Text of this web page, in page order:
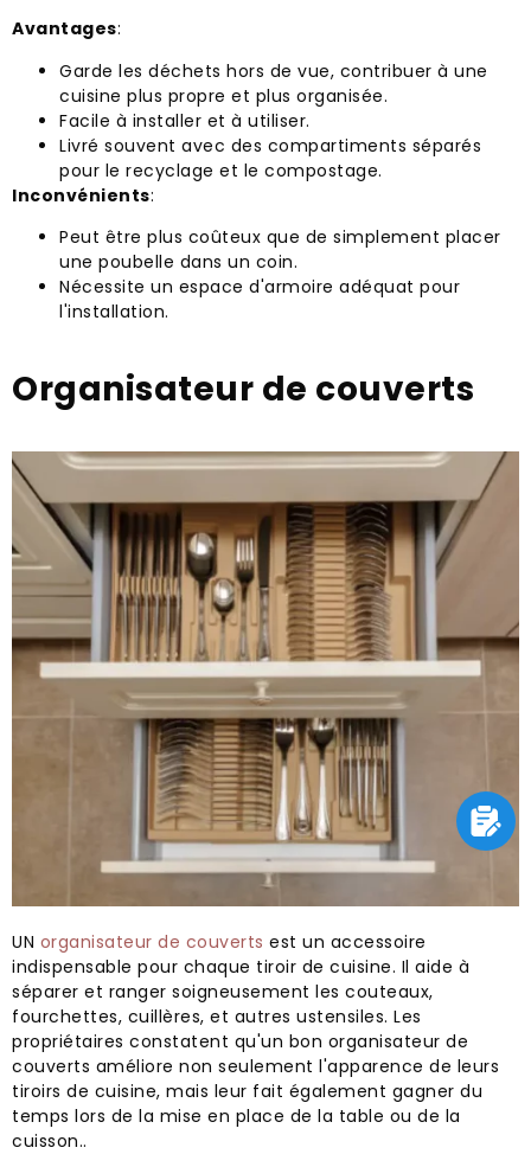
Avantages:
Garde les déchets hors de vue, contribuer à une
cuisine plus propre et plus organisée.
Facile à installer et à utiliser.
Livré souvent avec des compartiments séparés
pour le recyclage et le compostage.
Inconvénients:
Peut être plus coûteux que de simplement placer
une poubelle dans un coin.
Nécessite un espace d'armoire adéquat pour
l'installation.
Organisateur de couverts
UN organisateur de couverts est un accessoire
indispensable pour chaque tiroir de cuisine. Il aide à
séparer et ranger soigneusement les couteaux,
fourchettes, cuillères, et autres ustensiles. Les
propriétaires constatent qu'un bon organisateur de
couverts améliore non seulement l'apparence de leurs
tiroirs de cuisine, mais leur fait également gagner du
temps lors de la mise en place de la table ou de la
cuisson..